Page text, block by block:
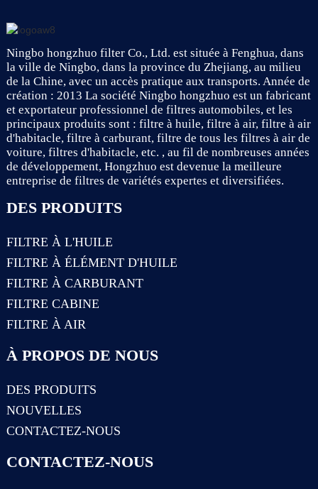
Ningbo hongzhuo filter Co., Ltd. est située à Fenghua, dans
la ville de Ningbo, dans la province du Zhejiang, au milieu
de la Chine, avec un accès pratique aux transports. Année de
création : 2013 La société Ningbo hongzhuo est un fabricant
et exportateur professionnel de filtres automobiles, et les
principaux produits sont : filtre à huile, filtre à air, filtre à air
d'habitacle, filtre à carburant, filtre de tous les filtres à air de
voiture, filtres d'habitacle, etc. , au fil de nombreuses années
de développement, Hongzhuo est devenue la meilleure
entreprise de filtres de variétés expertes et diversifiées.
DES PRODUITS
FILTRE À L'HUILE
FILTRE À ÉLÉMENT D'HUILE
FILTRE À CARBURANT
FILTRE CABINE
FILTRE À AIR
À PROPOS DE NOUS
DES PRODUITS
NOUVELLES
CONTACTEZ-NOUS
CONTACTEZ-NOUS